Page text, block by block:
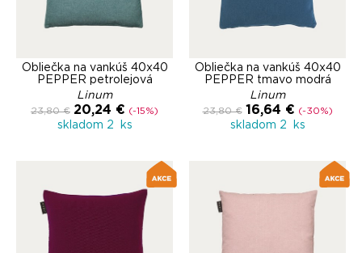
Obliečka na vankúš 40x40
PEPPER petrolejová
Linum
23,80 € 20,24 € (-15%)
skladom 2 ks
Obliečka na vankúš 40x40
PEPPER tmavo modrá
Linum
23,80 € 16,64 € (-30%)
skladom 2 ks